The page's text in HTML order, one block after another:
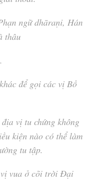
ngữ dhāraṇi, Hán
thâu
để gọi các vị Bồ
vị tu chứng không
kiện nào có thể làm
tu tập.
vua ở cõi trời Đại